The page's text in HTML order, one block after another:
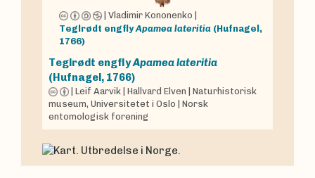
Vladimir Kononenko
Teglrødt engfly Apamea lateritia (Hufnagel,
1766)
Teglrødt engflyApamea lateritia
(Hufnagel, 1766)
Leif Aarvik Hallvard Elven
Naturhistorisk
museum, Universitetet i Oslo
Norsk
entomologisk forening